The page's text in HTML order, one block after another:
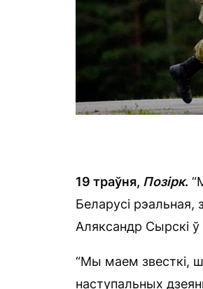
19 траўня, Позірк.
Беларусі рэальная,
Аляксандр Сырскі ў
“Мы маем звесткі,
наступальных